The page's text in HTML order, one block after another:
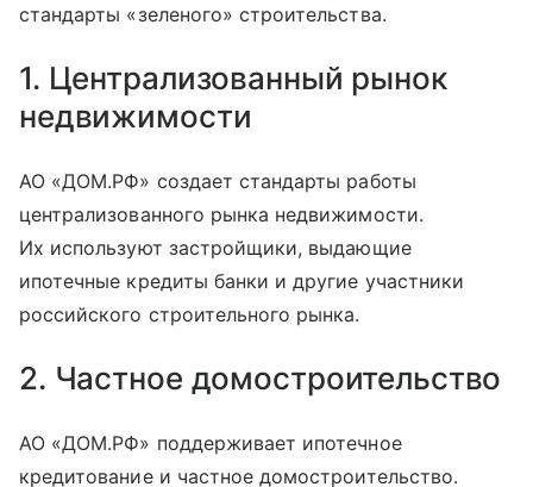
стандарты «зеленого» строительства.
1. Централизованный рынок
недвижимости
АО «ДОМ.РФ» создает стандарты работы
централизованного рынка недвижимости.
Их используют застройщики, выдающие
ипотечные кредиты банки и другие участники
российского строительного рынка.
2. Частное домостроительство
АО «ДОМ.РФ» поддерживает ипотечное
кредитование и частное домостроительство.